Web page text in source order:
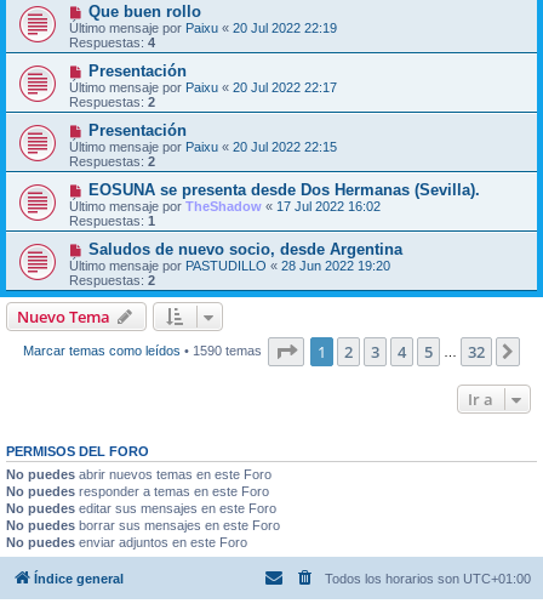
Que buen rollo
Último mensaje por Paixu « 20 Jul 2022 22:19
Respuestas: 4
Presentación
Último mensaje por Paixu « 20 Jul 2022 22:17
Respuestas: 2
Presentación
Último mensaje por Paixu « 20 Jul 2022 22:15
Respuestas: 2
EOSUNA se presenta desde Dos Hermanas (Sevilla).
Último mensaje por TheShadow « 17 Jul 2022 16:02
Respuestas: 1
Saludos de nuevo socio, desde Argentina
Último mensaje por PASTUDILLO « 28 Jun 2022 19:20
Respuestas: 2
Nuevo Tema
Marcar temas como leídos • 1590 temas Página de 32
1 2 3 4 5 32
Ir a
PERMISOS DEL FORO
No puedes abrir nuevos temas en este Foro
No puedes responder a temas en este Foro
No puedes editar sus mensajes en este Foro
No puedes borrar sus mensajes en este Foro
No puedes enviar adjuntos en este Foro
Índice general Todos los horarios son UTC+01:00